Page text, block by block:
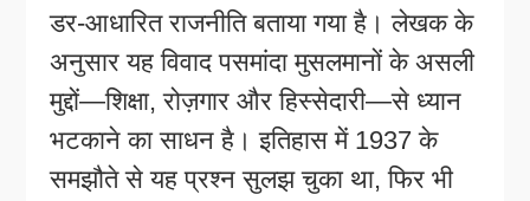
डर-आधारित राजनीति बताया गया है। लेखक के
अनुसार यह विवाद पसमांदा मुसलमानों के असली
मुद्दों—शिक्षा, रोज़गार और हिस्सेदारी—से ध्यान
भटकाने का साधन है। इतिहास में 1937 के
समझौते से यह प्रश्न सुलझ चुका था, फिर भी